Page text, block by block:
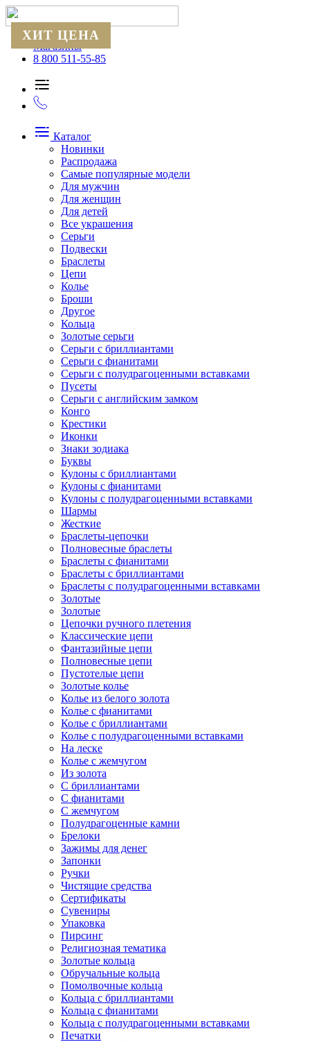
Магазины
8 800 511-55-85
Каталог
Новинки
Распродажа
Самые популярные модели
Для мужчин
Для женщин
Для детей
Все украшения
Серьги
Подвески
Браслеты
Цепи
Колье
Броши
Другое
Кольца
Золотые серьги
Серьги с бриллиантами
Серьги с фианитами
Серьги с полудрагоценными вставками
Пусеты
Серьги с английским замком
Конго
Крестики
Иконки
Знаки зодиака
Буквы
Кулоны с бриллиантами
Кулоны с фианитами
Кулоны с полудрагоценными вставками
Шармы
Жесткие
Браслеты-цепочки
Полновесные браслеты
Браслеты с фианитами
Браслеты с бриллиантами
Браслеты с полудрагоценными вставками
Золотые
Золотые
Цепочки ручного плетения
Классические цепи
Фантазийные цепи
Полновесные цепи
Пустотелые цепи
Золотые колье
Колье из белого золота
Колье с фианитами
Колье с бриллиантами
Колье с полудрагоценными вставками
На леске
Колье с жемчугом
Из золота
С бриллиантами
С фианитами
С жемчугом
Полудрагоценные камни
Брелоки
Зажимы для денег
Запонки
Ручки
Чистящие средства
Сертификаты
Сувениры
Упаковка
Пирсинг
Религиозная тематика
Золотые кольца
Обручальные кольца
Помолвочные кольца
Кольца с бриллиантами
Кольца с фианитами
Кольца с полудрагоценными вставками
Печатки
ХИТ ЦЕНА